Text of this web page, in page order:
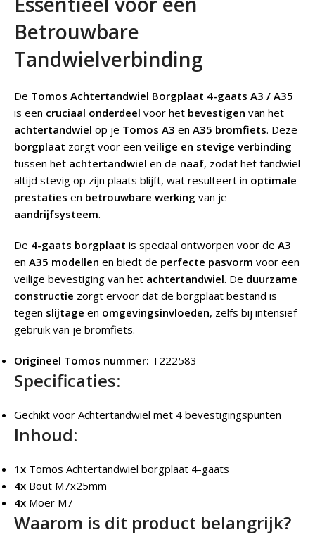
Betrouwbare
Tandwielverbinding
De Tomos Achtertandwiel Borgplaat 4-gaats A3 / A35
is een cruciaal onderdeel voor het bevestigen van het
achtertandwiel op je Tomos A3 en A35 bromfiets. Deze
borgplaat zorgt voor een veilige en stevige verbinding
tussen het achtertandwiel en de naaf, zodat het tandwiel
altijd stevig op zijn plaats blijft, wat resulteert in optimale
prestaties en betrouwbare werking van je
aandrijfsysteem.
De 4-gaats borgplaat is speciaal ontworpen voor de A3
en A35 modellen en biedt de perfecte pasvorm voor een
veilige bevestiging van het achtertandwiel. De duurzame
constructie zorgt ervoor dat de borgplaat bestand is
tegen slijtage en omgevingsinvloeden, zelfs bij intensief
gebruik van je bromfiets.
Origineel Tomos nummer: T222583
Specificaties:
Gechikt voor Achtertandwiel met 4 bevestigingspunten
Inhoud:
1x Tomos Achtertandwiel borgplaat 4-gaats
4x Bout M7x25mm
4x Moer M7
Waarom is dit product belangrijk?